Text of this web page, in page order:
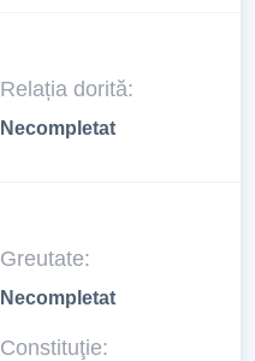
Relația dorită:
Necompletat
Greutate:
Necompletat
Constituţie: